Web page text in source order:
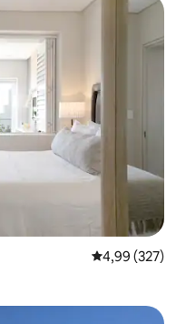
Gemiddelde
4,99 (327)